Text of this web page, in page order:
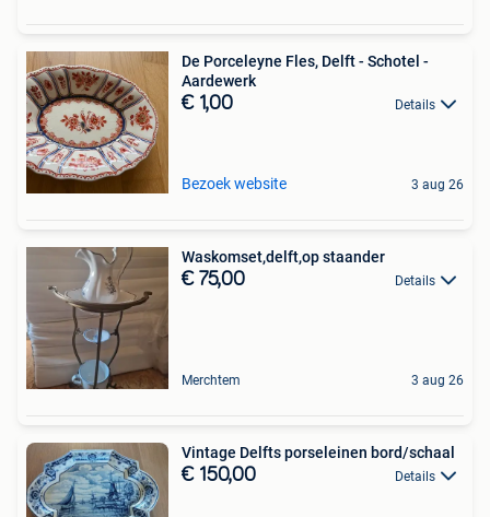
De Porceleyne Fles, Delft - Schotel -
Aardewerk
€ 1,00 Details
Bezoek website 3 aug 26
Waskomset,delft,op staander
€ 75,00 Details
Merchtem 3 aug 26
Vintage Delfts porseleinen bord/schaal
€ 150,00 Details